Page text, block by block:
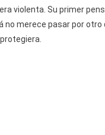
violenta. Su primer
merece pasar por otro